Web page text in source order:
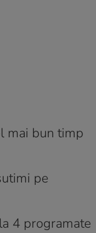
mai bun timp
pe
4 programate